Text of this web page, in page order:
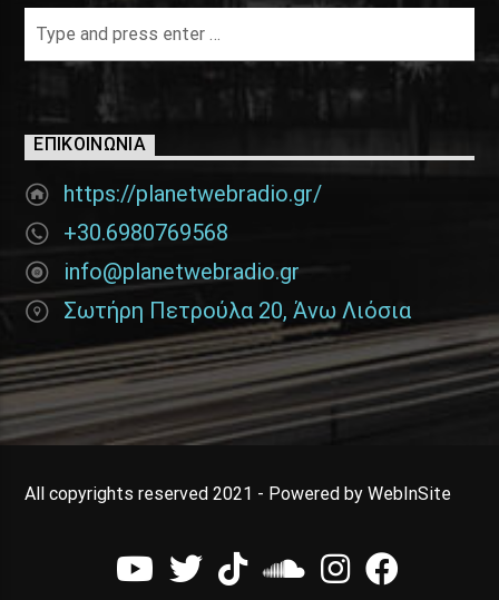
ΕΠΙΚΟΙΝΩΝΊΑ
https://planetwebradio.gr/
+30.6980769568
info@planetwebradio.gr
Σωτήρη Πετρούλα 20, Άνω Λιόσια
All copyrights reserved 2021 - Powered by WebInSite